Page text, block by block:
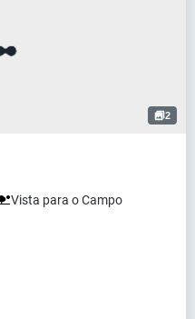
2
Vista para o Campo